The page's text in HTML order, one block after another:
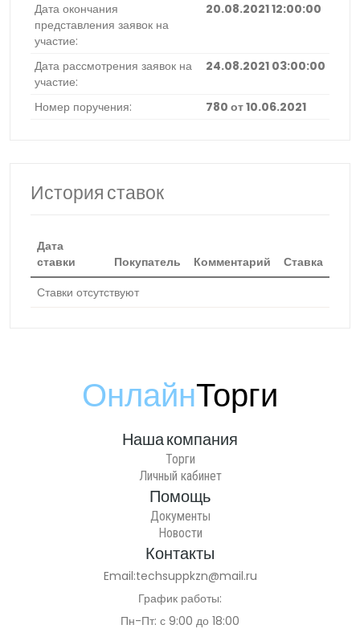
Дата окончания
представления заявок на
участие:
20.08.2021 12:00:00
Дата рассмотрения заявок на
участие:
24.08.2021 03:00:00
Номер поручения: 780 от 10.06.2021
История ставок
Дата
ставки
Покупатель Комментарий
Ставка
Ставки отсутствуют
ОнлайнТорги
Наша компания
Торги
Личный кабинет
Помощь
Документы
Новости
Контакты
Email:techsuppkzn@mail.ru
График работы:
Пн-Пт: с 9:00 до 18:00